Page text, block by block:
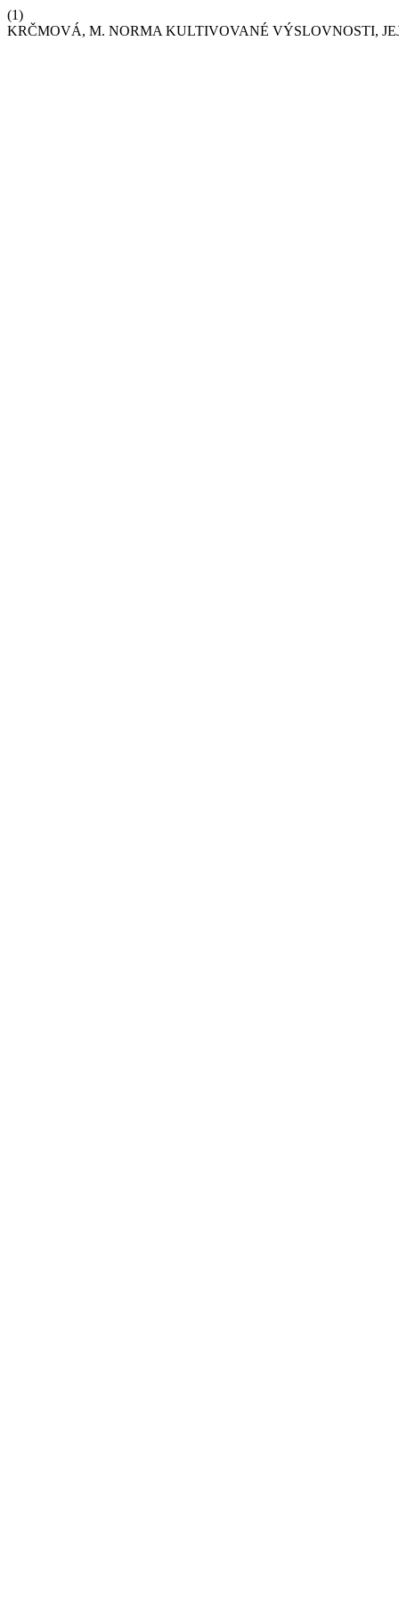
(1)
KRČMOVÁ, M. NORMA KULTIVOVANÉ VÝSLOVNOSTI,